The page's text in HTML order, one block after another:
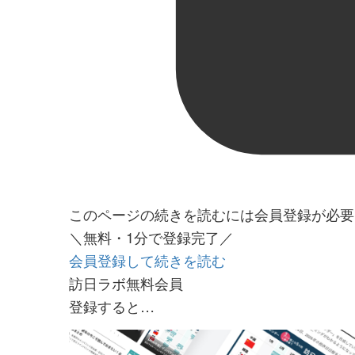
このページの続きを読むには会員登録が必
＼無料・1分で登録完了／
会員登録して続きを読む
訪日ラボ無料会員
登録すると…